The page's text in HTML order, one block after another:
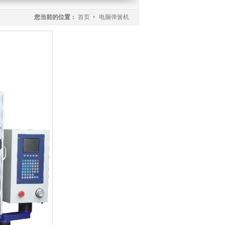
您当前的位置： 首页 电脑弹簧机